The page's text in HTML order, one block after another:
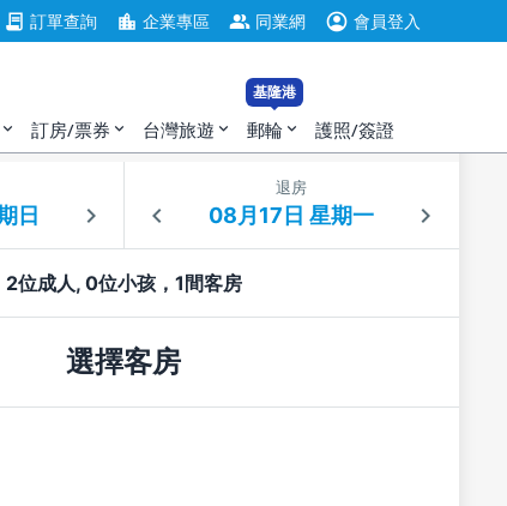
contract 訂單查詢 location_city 企業專區 group 同業網 account_circle 會員登入
expand_more 訂房/票券 expand_more 台灣旅遊 expand_more
基隆港
郵輪 expand_more 護照/簽證
退房
2位成人, 0位小孩，1間客房
選擇客房